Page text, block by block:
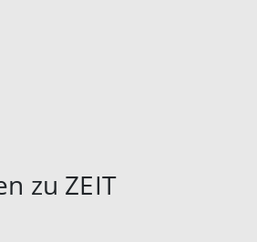
zu ZEIT